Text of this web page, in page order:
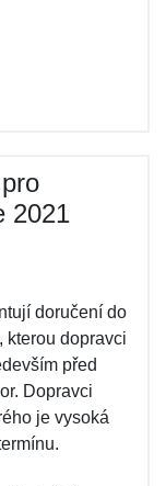
2021
doručení do
kterou dopravci
před
Dopravci
je vysoká